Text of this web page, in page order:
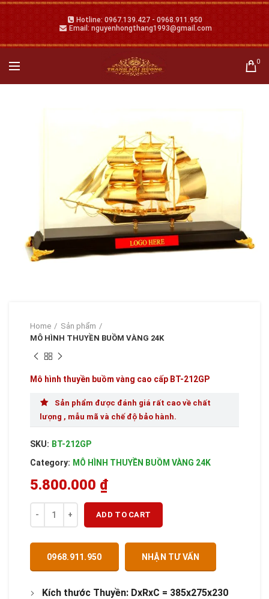
Hotline: 0967.139.427 - 0968.911.950
Email: nguyenhongthang1993@gmail.com
0
Home
Sản phẩm
MÔ HÌNH THUYỀN BUỒM VÀNG 24K
Mô hình thuyền buồm vàng cao cấp BT-212GP
Sản phẩm được đánh giá rất cao về chất
lượng , mẫu mã và chế độ bảo hành.
SKU: BT-212GP
Category: MÔ HÌNH THUYỀN BUỒM VÀNG 24K
5.800.000 ₫
ADD TO CART
0968.911.950 NHẬN TƯ VẤN
Kích thước Thuyền: DxRxC = 385x275x230